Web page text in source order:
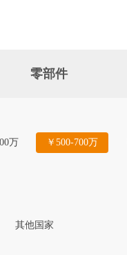
零部件
万 ￥500-700万
其他国家